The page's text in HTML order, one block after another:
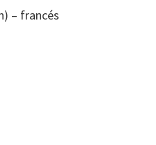
– francés